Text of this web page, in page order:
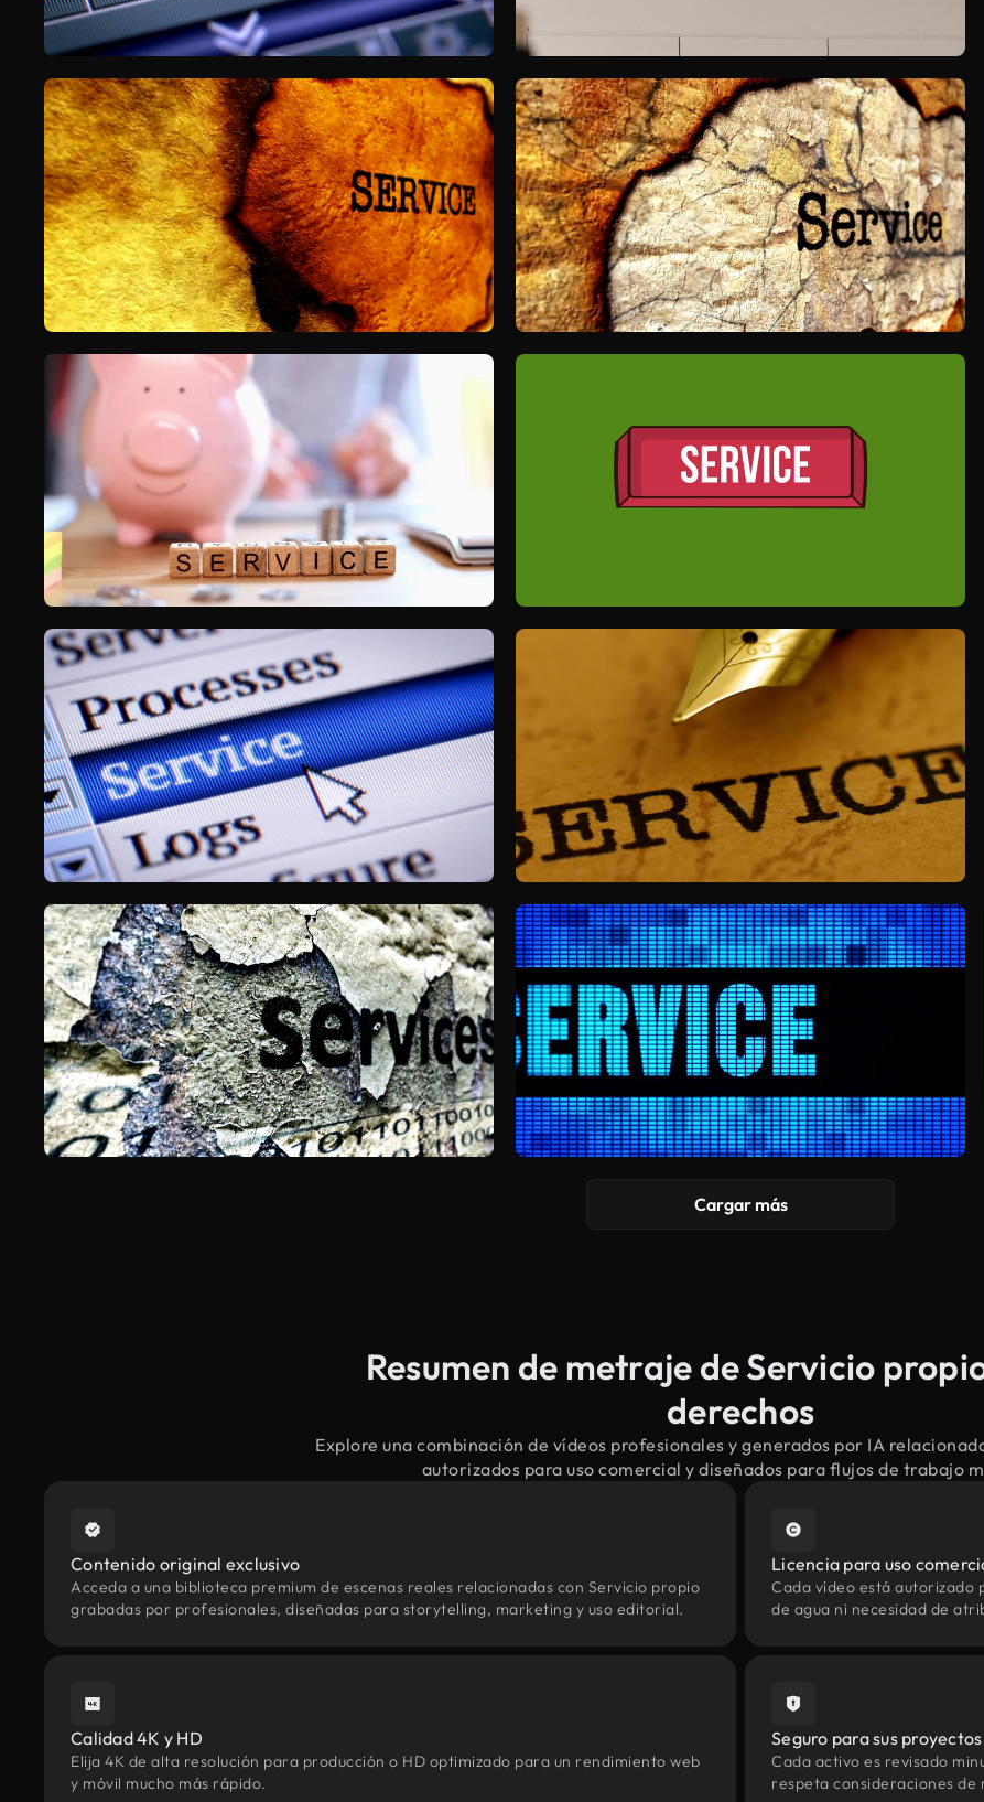
Cargar más
Resumen de metraje de Servicio
derechos
Explore una combinación de vídeos profesionales y generados por IA
autorizados para uso comercial y diseñados para flujos de trabajo
Contenido original exclusivo
Acceda a una biblioteca premium de escenas reales relacionadas con Servicio propio
grabadas por profesionales, diseñadas para storytelling, marketing y uso editorial.
Licencia para uso
Cada vídeo está autorizado
de agua ni necesidad de
Calidad 4K y HD
Elija 4K de alta resolución para producción o HD optimizado para un rendimiento web
y móvil mucho más rápido.
Seguro para sus proyectos
Cada activo es revisado
respeta consideraciones de